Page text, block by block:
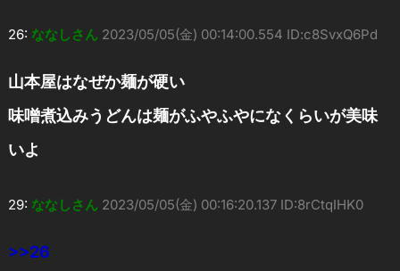
26: ななしさん 2023/05/05(金) 00:14:00.554 ID:c8SvxQ6Pd
山本屋はなぜか麺が硬い
味噌煮込みうどんは麺がふやふやになくらいが美味
いよ
29: ななしさん 2023/05/05(金) 00:16:20.137 ID:8rCtqIHK0
>>26